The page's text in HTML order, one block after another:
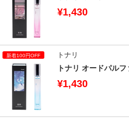
¥1,430
トナリ
トナリ オードパル
¥1,430